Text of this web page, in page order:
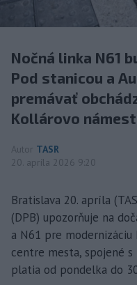
Nočná linka N61
Pod stanicou a
premávať
Kollárovo
Autor TASR
20. apríla 2026 9:20
Bratislava 20. apríla
(DPB) upozorňuje na
a N61 pre modernizáciu
centre mesta, spojené
platia od pondelka do